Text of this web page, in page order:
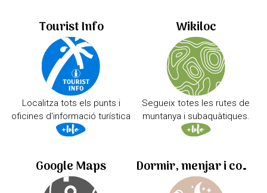
Tourist Info
Localitza tots els punts i
oficines d'informació turística
Wikiloc
Segueix totes les rutes de
muntanya i subaquàtiques.
Google Maps Dormir, menjar i comprar